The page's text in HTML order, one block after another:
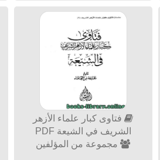
فتاوى كبار علماء الأزهر
الشريف في الشيعة PDF
مجموعة من المؤلفين